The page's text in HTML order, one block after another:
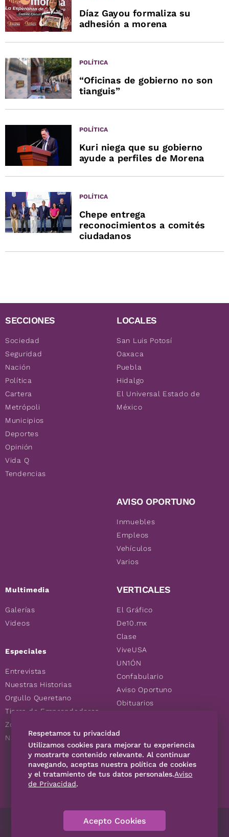
Díaz Gayou formaliza su
adhesión a morena
POLÍTICA
“Oficinas de gobierno no son
tianguis”
POLÍTICA
Kuri niega que su gobierno
ayude a perfiles de Morena
POLÍTICA
Chepe entrega
reconocimientos a comités
ciudadanos
SECCIONES
Sociedad
Seguridad
Nación
Política
Cartera
Metrópoli
Municipios
Deportes
Opinión
Vida Q
Tendencias
Multimedia
Galerías
Videos
Especiales
Entrevistas
Nuestras Historias
Orgullo Queretano
Tierra de Emprendedores
Zoociales
Nuevos Queretanos
LOCALES
San Luis Potosí
Oaxaca
Puebla
Hidalgo
El Universal Estado de
México
AVISO OPORTUNO
Inmuebles
Empleos
Vehículos
Varios
VERTICALES
El Gráfico
De10.mx
Clase
ViveUSA
UN1ÓN
Confabulario
Aviso Oportuno
Obituarios
Consultas
SÍGUENOS
Contáctanos Código de Ética
Respetamos tu privacidad
Utilizamos cookies para mejorar tu experiencia
y mostrarte contenido relevante. Al continuar
navegando, aceptas nuestra política de cookies
y el tratamiento de tus datos personales.Aviso
de Privacidad.
Acepto Cookies